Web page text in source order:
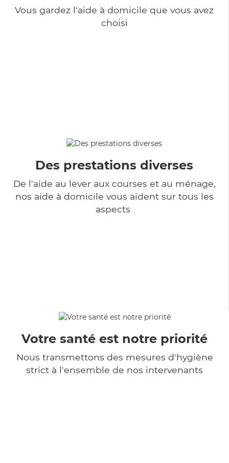
Vous gardez l'aide à domicile que vous avez
choisi
Des prestations diverses
De l'aide au lever aux courses et au ménage,
nos aide à domicile vous aident sur tous les
aspects
Votre santé est notre priorité
Nous transmettons des mesures d'hygiène
strict à l'ensemble de nos intervenants